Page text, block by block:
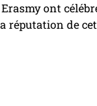
ont
réputation de